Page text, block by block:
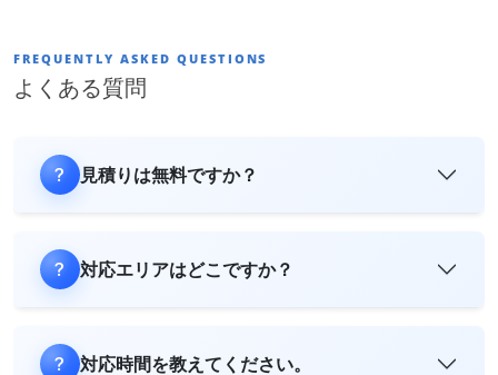
FREQUENTLY ASKED QUESTIONS
よくある質問
見積りは無料ですか？
対応エリアはどこですか？
対応時間を教えてください。